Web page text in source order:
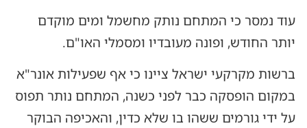
עוד נמסר כי המתחם נותק מחשמל ומים מוקדם
יותר החודש, ופונה מעובדיו ומסמלי האו"ם.
ברשות מקרקעי ישראל ציינו כי אף שפעילות אונר"א
במקום הופסקה כבר לפני כשנה, המתחם נותר תפוס
על ידי גורמים ששהו בו שלא כדין, והאכיפה הבוקר